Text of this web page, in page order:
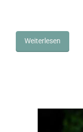
Weiterlesen